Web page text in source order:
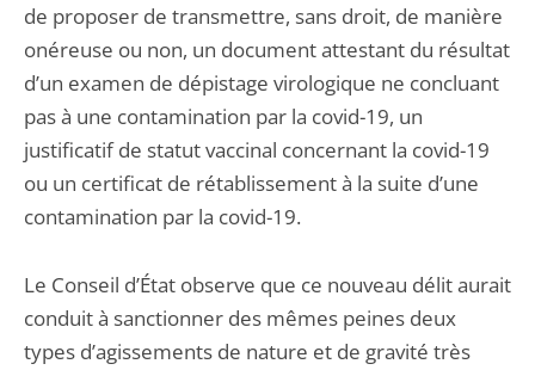
de proposer de transmettre, sans droit, de manière
onéreuse ou non, un document attestant du résultat
d’un examen de dépistage virologique ne concluant
pas à une contamination par la covid-19, un
justificatif de statut vaccinal concernant la covid-19
ou un certificat de rétablissement à la suite d’une
contamination par la covid-19.
Le Conseil d’État observe que ce nouveau délit aurait
conduit à sanctionner des mêmes peines deux
types d’agissements de nature et de gravité très